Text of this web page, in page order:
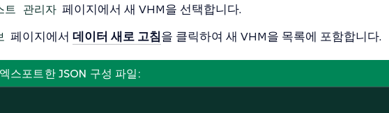
트 관리자 페이지에서 새 VHM을 선택합니다.
페이지에서 데이터 새로 고침을 클릭하여 새 VHM을 목록에 포함합니다.
스포트한 JSON 구성 파일: